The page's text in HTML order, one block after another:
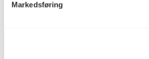
Markedsføring